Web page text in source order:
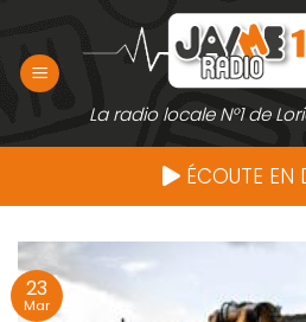
contenu
La radio locale N°1 de
ÉCOUTE EN
23
Mar